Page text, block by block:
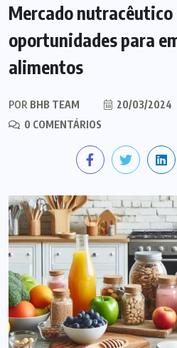
Mercado nutracêutico
oportunidades para
alimentos
POR BHB TEAM
20/03/2024
0 COMENTÁRIOS